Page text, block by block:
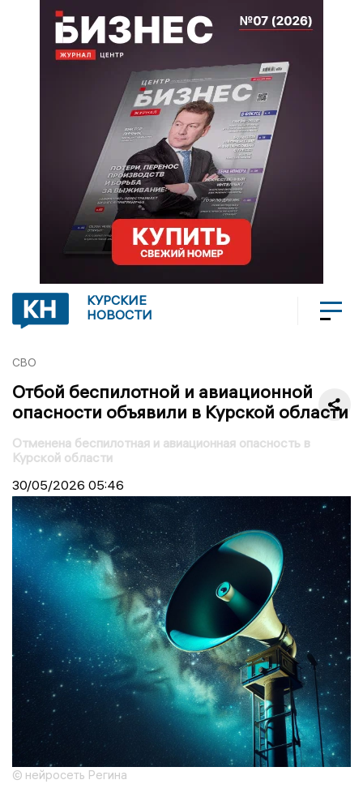
КУРСКИЕ
НОВОСТИ
СВО
Отбой беспилотной и авиационной
опасности объявили в Курской области
Отменена беспилотная и авиационная опасность в
Курской области
30/05/2026 05:46
© нейросеть Регина